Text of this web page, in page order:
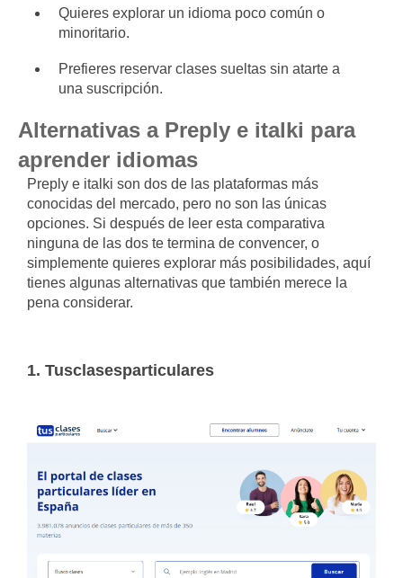
Quieres explorar un idioma poco común o
minoritario.
Prefieres reservar clases sueltas sin atarte a
una suscripción.
Alternativas a Preply e italki para
aprender idiomas
Preply e italki son dos de las plataformas más
conocidas del mercado, pero no son las únicas
opciones. Si después de leer esta comparativa
ninguna de las dos te termina de convencer, o
simplemente quieres explorar más posibilidades, aquí
tienes algunas alternativas que también merece la
pena considerar.
1. Tusclasesparticulares